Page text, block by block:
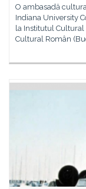
O ambasadă
Indiana University
la Institutul Cultural
Cultural Român